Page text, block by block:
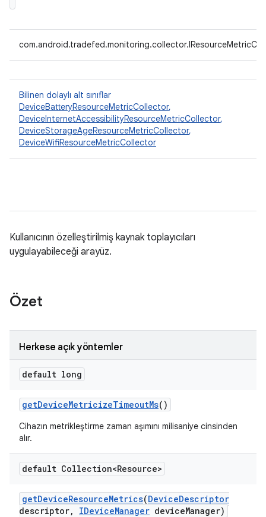
Bilinen dolaylı alt sınıflar
DeviceBatteryResourceMetricCollector,
DeviceInternetAccessibilityResourceMetricCollector,
DeviceStorageAgeResourceMetricCollector,
DeviceWifiResourceMetricCollector
Kullanıcının özelleştirilmiş kaynak toplayıcıları
uygulayabileceği arayüz.
Özet
Herkese açık yöntemler
default long
getDeviceMetricizeTimeoutMs()
Cihazın metrikleştirme zaman aşımını milisaniye cinsinden
alır.
default Collection<Resource>
getDeviceResourceMetrics(DeviceDescriptor
descriptor, IDeviceManager deviceManager)